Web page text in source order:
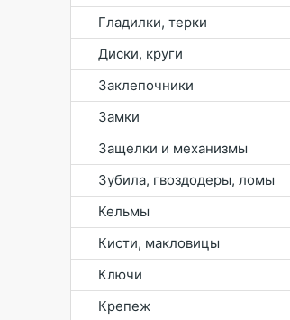
Гладилки, терки
Диски, круги
Заклепочники
Замки
Защелки и механизмы
Зубила, гвоздодеры, ломы
Кельмы
Кисти, макловицы
Ключи
Крепеж